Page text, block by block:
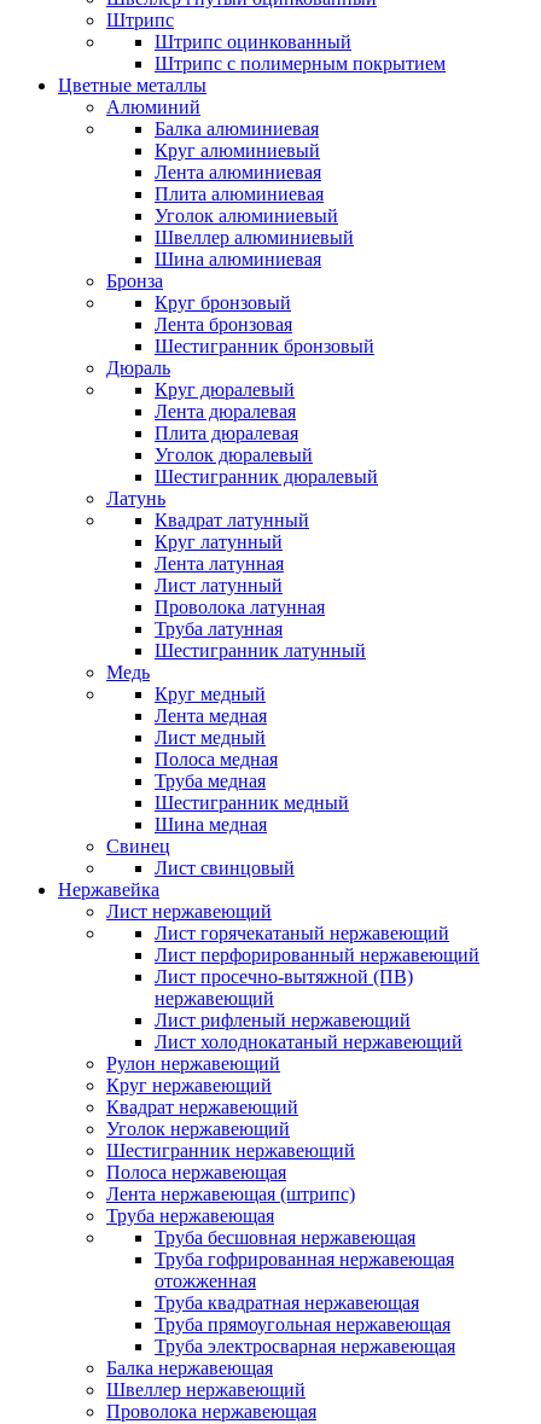
Штрипс
Штрипс оцинкованный
Штрипс с полимерным покрытием
Цветные металлы
Алюминий
Балка алюминиевая
Круг алюминиевый
Лента алюминиевая
Плита алюминиевая
Уголок алюминиевый
Швеллер алюминиевый
Шина алюминиевая
Бронза
Круг бронзовый
Лента бронзовая
Шестигранник бронзовый
Дюраль
Круг дюралевый
Лента дюралевая
Плита дюралевая
Уголок дюралевый
Шестигранник дюралевый
Латунь
Квадрат латунный
Круг латунный
Лента латунная
Лист латунный
Проволока латунная
Труба латунная
Шестигранник латунный
Медь
Круг медный
Лента медная
Лист медный
Полоса медная
Труба медная
Шестигранник медный
Шина медная
Свинец
Лист свинцовый
Нержавейка
Лист нержавеющий
Лист горячекатаный нержавеющий
Лист перфорированный нержавеющий
Лист просечно-вытяжной (ПВ)
нержавеющий
Лист рифленый нержавеющий
Лист холоднокатаный нержавеющий
Рулон нержавеющий
Круг нержавеющий
Квадрат нержавеющий
Уголок нержавеющий
Шестигранник нержавеющий
Полоса нержавеющая
Лента нержавеющая (штрипс)
Труба нержавеющая
Труба бесшовная нержавеющая
Труба гофрированная нержавеющая
отожженная
Труба квадратная нержавеющая
Труба прямоугольная нержавеющая
Труба электросварная нержавеющая
Балка нержавеющая
Швеллер нержавеющий
Проволока нержавеющая